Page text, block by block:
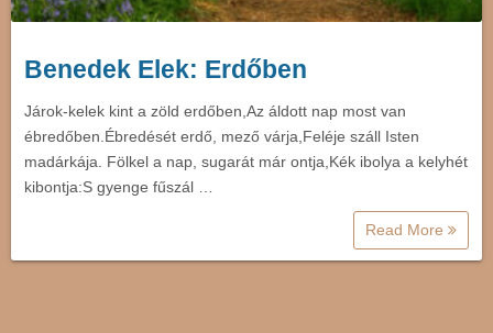
Benedek Elek: Erdőben
Járok-kelek kint a zöld erdőben,Az áldott nap most van
ébredőben.Ébredését erdő, mező várja,Feléje száll Isten
madárkája. Fölkel a nap, sugarát már ontja,Kék ibolya a kelyhét
kibontja:S gyenge fűszál …
Read More